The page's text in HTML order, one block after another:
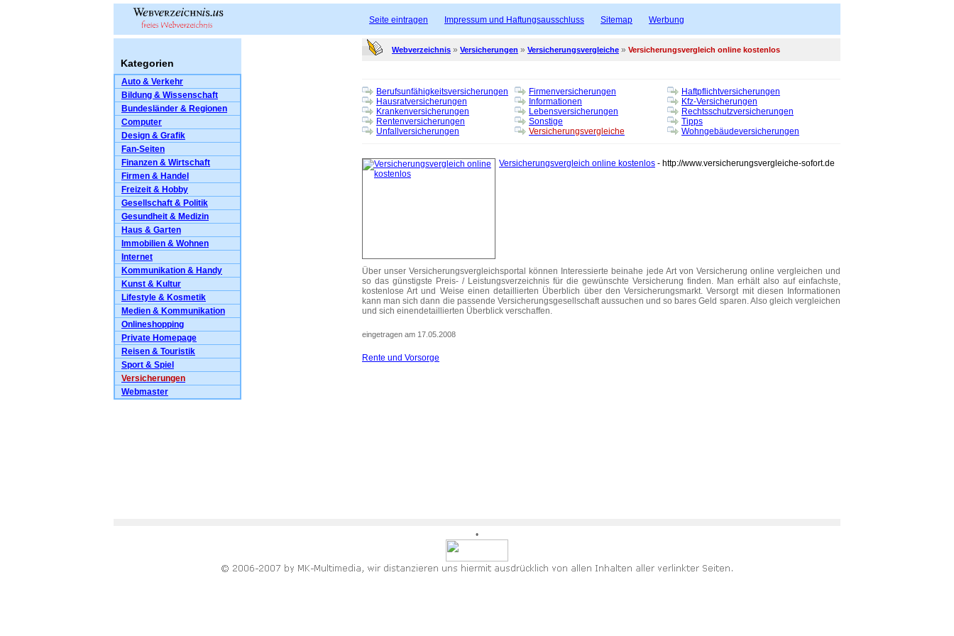
Seite eintragen Impressum und Haftungsausschluss Sitemap Werbung
Kategorien
Auto & Verkehr
Bildung & Wissenschaft
Bundesländer & Regionen
Computer
Design & Grafik
Fan-Seiten
Finanzen & Wirtschaft
Firmen & Handel
Freizeit & Hobby
Gesellschaft & Politik
Gesundheit & Medizin
Haus & Garten
Immobilien & Wohnen
Internet
Kommunikation & Handy
Kunst & Kultur
Lifestyle & Kosmetik
Medien & Kommunikation
Onlineshopping
Private Homepage
Reisen & Touristik
Sport & Spiel
Versicherungen
Webmaster
Webverzeichnis » Versicherungen » Versicherungsvergleiche » Versicherungsvergleich online kostenlos
Berufsunfähigkeitsversicherungen Firmenversicherungen
Haftpflichtversicherungen
Hausratversicherungen
Informationen
Kfz-Versicherungen
Krankenversicherungen
Lebensversicherungen
Rechtsschutzversicherungen
Rentenversicherungen
Sonstige
Tipps
Unfallversicherungen
Versicherungsvergleiche Wohngebäudeversicherungen
Versicherungsvergleich online kostenlos - http://www.versicherungsvergleiche-sofort.de
Über unser Versicherungsvergleichsportal können Interessierte beinahe jede Art von Versicherung online vergleichen und
so das günstigste Preis- / Leistungsverzeichnis für die gewünschte Versicherung finden. Man erhält also auf einfachste,
kostenlose Art und Weise einen detaillierten Überblich über den Versicherungsmarkt. Versorgt mit diesen Informationen
kann man sich dann die passende Versicherungsgesellschaft aussuchen und so bares Geld sparen. Also gleich vergleichen
und sich einendetaillierten Überblick verschaffen.
eingetragen am 17.05.2008
Rente und Vorsorge
•